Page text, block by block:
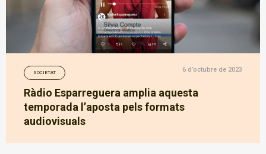
SOCIETAT 6 d’octubre de 2023
Ràdio Esparreguera amplia aquesta
temporada l’aposta pels formats
audiovisuals